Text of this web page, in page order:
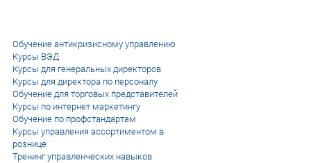
Обучение антикризисному управлению
Курсы ВЭД
Курсы для генеральных директоров
Курсы для директора по персоналу
Обучение для торговых представителей
Курсы по интернет маркетингу
Обучение по профстандартам
Курсы управления ассортиментом в
рознице
Тренинг управленческих навыков